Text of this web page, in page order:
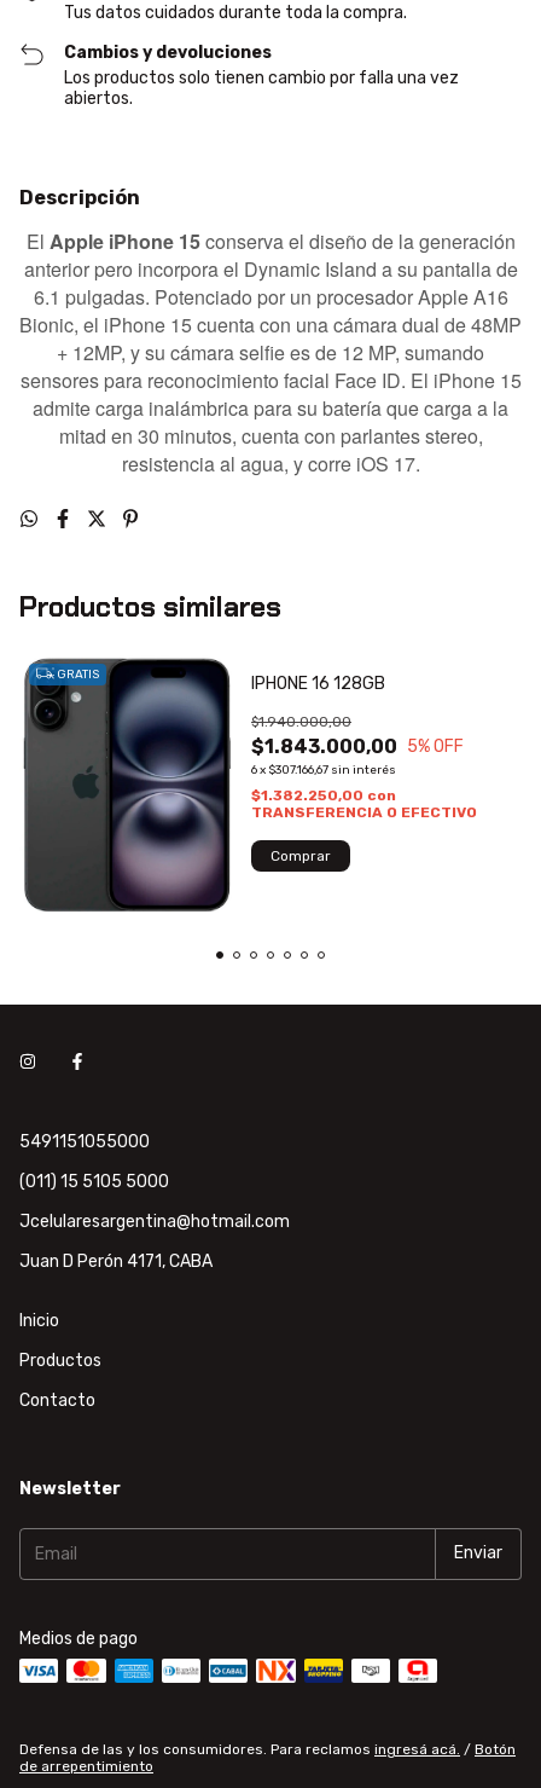
Tus datos cuidados durante toda la compra.
Cambios y devoluciones
Los productos solo tienen cambio por falla una vez
abiertos.
Descripción
El Apple iPhone 15conserva el diseño de la generación
anterior pero incorpora el Dynamic Island a su pantalla de
6.1 pulgadas. Potenciado por un procesador Apple A16
Bionic, el iPhone 15 cuenta con una cámara dual de 48MP
+ 12MP, y su cámara selfie es de 12 MP, sumando
sensores para reconocimiento facial Face ID. El iPhone 15
admite carga inalámbrica para su batería que carga a la
mitad en 30 minutos, cuenta con parlantes stereo,
resistencia al agua, y corre iOS 17.
Productos similares
GRATIS IPHONE 16 128GB
$1.843.000,00
$1.940.000,00
5% OFF
6x $307.166,67 sin interés
$1.382.250,00 con
TRANSFERENCIA O EFECTIVO
5491151055000
(011) 15 5105 5000
Jcelularesargentina@hotmail.com
Juan D Perón 4171, CABA
Inicio
Productos
Contacto
Newsletter
Medios de pago
Defensa de las y los consumidores. Para reclamos ingresá acá. / Botón
de arrepentimiento